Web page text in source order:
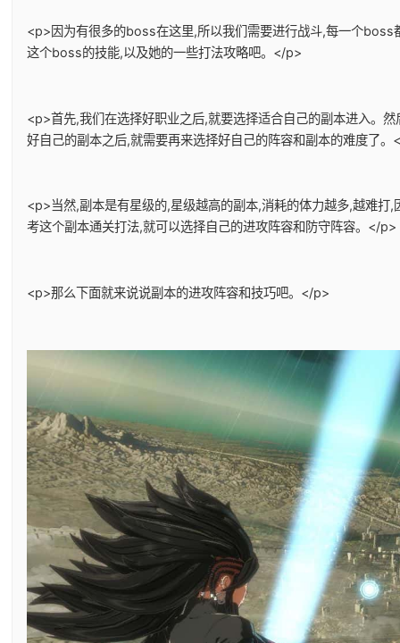
<p>因为有很多的boss在这里,所以我们需要进行战斗,每一个
这个boss的技能,以及她的一些打法攻略吧。</p>
<p>首先,我们在选择好职业之后,就要选择适合自己的副本进入。
好自己的副本之后,就需要再来选择好自己的阵容和副本的难度了。
<p>当然,副本是有星级的,星级越高的副本,消耗的体力越多,越难
考这个副本通关打法,就可以选择自己的进攻阵容和防守阵容。</p>
<p>那么下面就来说说副本的进攻阵容和技巧吧。</p>